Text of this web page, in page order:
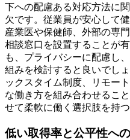
下への配慮ある対応方法に
欠です。従業員が安心して
産業医や保健師、外部の専
相談窓口を設置することが
も、プライバシーに配慮し
組みを検討すると良いでし
ックスタイム制度、リモー
な働き方を組み合わせるこ
せて柔軟に働く選択肢を持
低い取得率と公平性へ